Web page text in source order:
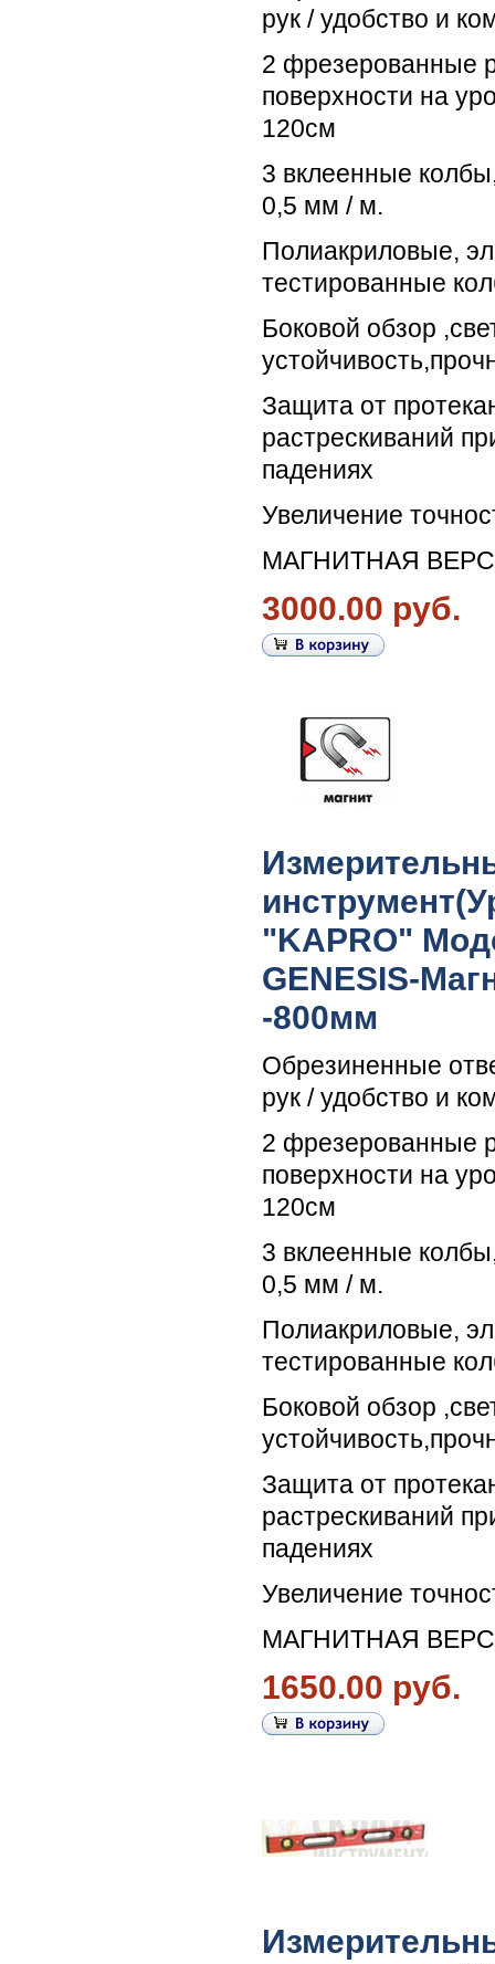
рук / удобство и
2 фрезерованные
поверхности на
120см
3 вклеенные
0,5 мм / м.
Полиакриловые,
тестированные
Боковой обзор
Защита от
растрескиваний
падениях
Увеличение
МАГНИТНАЯ
3000.00 руб.
"KAPRO"
GENESIS-
-800мм
Обрезиненные
рук / удобство и
2 фрезерованные
поверхности на
120см
3 вклеенные
0,5 мм / м.
Полиакриловые,
тестированные
Боковой обзор
Защита от
растрескиваний
падениях
Увеличение
МАГНИТНАЯ
1650.00 руб.